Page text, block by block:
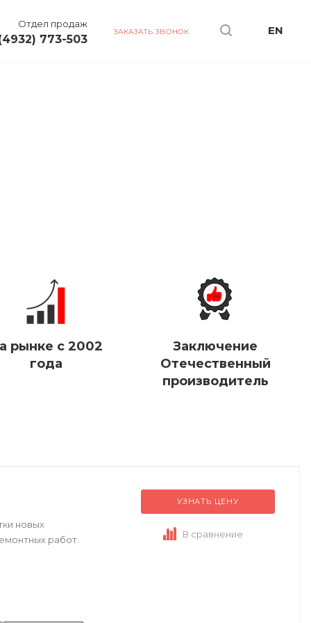
EN
Отдел продаж
773-503
ЗАКАЗАТЬ ЗВОНОК
рынке с 2002
года
Заключение
Отечественный
производитель
новых
работ.
УЗНАТЬ ЦЕНУ
В сравнение